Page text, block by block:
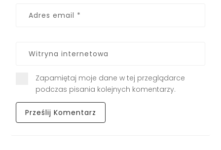
Zapamiętaj moje dane w tej przeglądarce
podczas pisania kolejnych komentarzy.